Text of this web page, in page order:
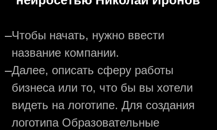
—Чтобы начать, нужно ввести
название компании.
—Далее, описать сферу работы
бизнеса или то, что бы вы хотели
видеть на логотипе. Для создания
логотипа Образовательные